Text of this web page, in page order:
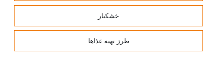
خشکبار
طرز تهیه غذاها